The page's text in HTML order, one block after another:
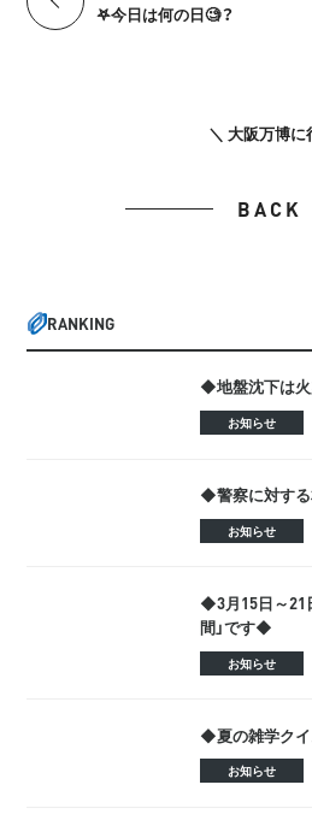
𖤐今日は何の日🧐？
＼ 大阪万博に
BACK
RANKING
◆地盤沈下は
お知らせ
◆警察に対する
お知らせ
◆3月15日～21
間」です◆
お知らせ
◆夏の雑学ク
お知らせ